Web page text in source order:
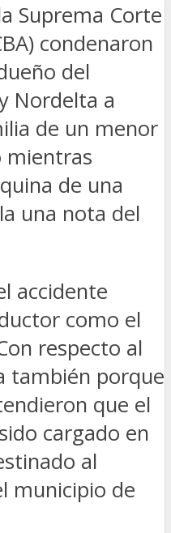
Suprema Corte
condenaron
del
Nordelta a
de un menor
mientras
de una
una nota del
accidente
como el
respecto al
también porque
que el
cargado en
al
municipio de